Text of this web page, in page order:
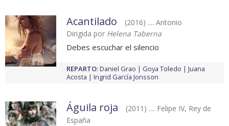
Acantilado
(2016) .... Antonio
Dirigida por Helena Taberna
Debes escuchar el silencio
REPARTO: Daniel Grao Goya Toledo
Juana
Acosta
Ingrid García Jonsson
Águila roja
(2011) .... Felipe IV, Rey de
España